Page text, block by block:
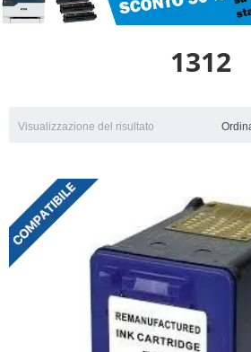
1312
Visualizzazione del risultato